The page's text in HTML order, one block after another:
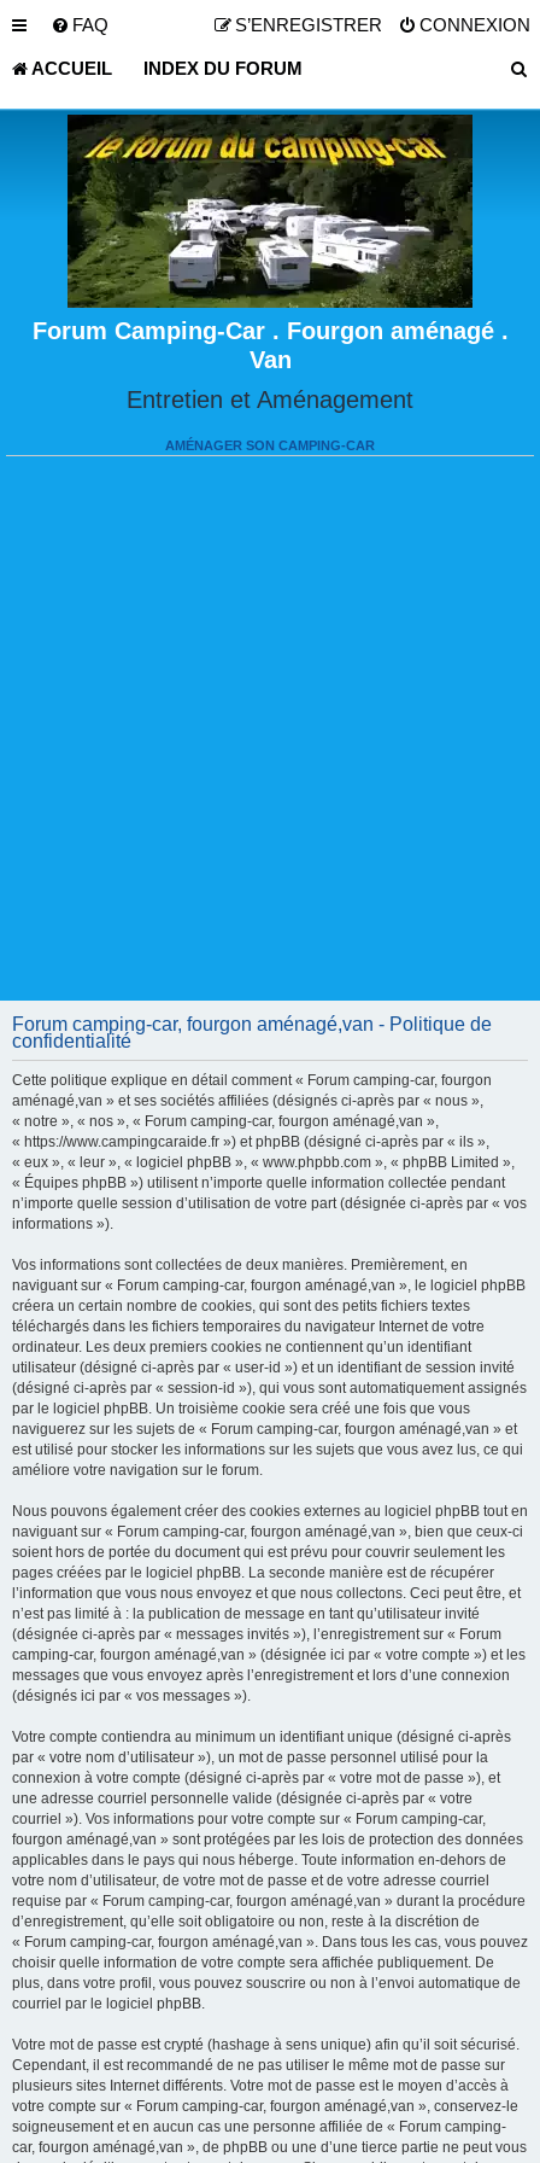
FAQ CONNEXION
S’ENREGISTRER
ACCUEIL INDEX DU FORUM
Forum Camping-Car . Fourgon aménagé .
Van
Entretien et Aménagement
AMÉNAGER SON CAMPING-CAR
Forum camping-car, fourgon aménagé,van - Politique de
confidentialité
Cette politique explique en détail comment « Forum camping-car, fourgon
aménagé,van » et ses sociétés affiliées (désignés ci-après par « nous »,
« notre », « nos », « Forum camping-car, fourgon aménagé,van »,
« https://www.campingcaraide.fr ») et phpBB (désigné ci-après par « ils »,
« eux », « leur », « logiciel phpBB », « www.phpbb.com », « phpBB Limited »,
« Équipes phpBB ») utilisent n’importe quelle information collectée pendant
n’importe quelle session d’utilisation de votre part (désignée ci-après par « vos
informations »).
Vos informations sont collectées de deux manières. Premièrement, en
naviguant sur « Forum camping-car, fourgon aménagé,van », le logiciel phpBB
créera un certain nombre de cookies, qui sont des petits fichiers textes
téléchargés dans les fichiers temporaires du navigateur Internet de votre
ordinateur. Les deux premiers cookies ne contiennent qu’un identifiant
utilisateur (désigné ci-après par « user-id ») et un identifiant de session invité
(désigné ci-après par « session-id »), qui vous sont automatiquement assignés
par le logiciel phpBB. Un troisième cookie sera créé une fois que vous
naviguerez sur les sujets de « Forum camping-car, fourgon aménagé,van » et
est utilisé pour stocker les informations sur les sujets que vous avez lus, ce qui
améliore votre navigation sur le forum.
Nous pouvons également créer des cookies externes au logiciel phpBB tout en
naviguant sur « Forum camping-car, fourgon aménagé,van », bien que ceux-ci
soient hors de portée du document qui est prévu pour couvrir seulement les
pages créées par le logiciel phpBB. La seconde manière est de récupérer
l’information que vous nous envoyez et que nous collectons. Ceci peut être, et
n’est pas limité à : la publication de message en tant qu’utilisateur invité
(désignée ci-après par « messages invités »), l’enregistrement sur « Forum
camping-car, fourgon aménagé,van » (désignée ici par « votre compte ») et les
messages que vous envoyez après l’enregistrement et lors d’une connexion
(désignés ici par « vos messages »).
Votre compte contiendra au minimum un identifiant unique (désigné ci-après
par « votre nom d’utilisateur »), un mot de passe personnel utilisé pour la
connexion à votre compte (désigné ci-après par « votre mot de passe »), et
une adresse courriel personnelle valide (désignée ci-après par « votre
courriel »). Vos informations pour votre compte sur « Forum camping-car,
fourgon aménagé,van » sont protégées par les lois de protection des données
applicables dans le pays qui nous héberge. Toute information en-dehors de
votre nom d’utilisateur, de votre mot de passe et de votre adresse courriel
requise par « Forum camping-car, fourgon aménagé,van » durant la procédure
d’enregistrement, qu’elle soit obligatoire ou non, reste à la discrétion de
« Forum camping-car, fourgon aménagé,van ». Dans tous les cas, vous pouvez
choisir quelle information de votre compte sera affichée publiquement. De
plus, dans votre profil, vous pouvez souscrire ou non à l’envoi automatique de
courriel par le logiciel phpBB.
Votre mot de passe est crypté (hashage à sens unique) afin qu’il soit sécurisé.
Cependant, il est recommandé de ne pas utiliser le même mot de passe sur
plusieurs sites Internet différents. Votre mot de passe est le moyen d’accès à
votre compte sur « Forum camping-car, fourgon aménagé,van », conservez-le
soigneusement et en aucun cas une personne affiliée de « Forum camping-
car, fourgon aménagé,van », de phpBB ou une d’une tierce partie ne peut vous